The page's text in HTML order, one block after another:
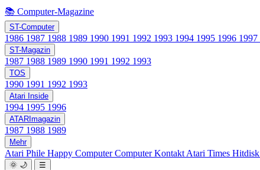
📚 Computer-Magazine
ST-Computer
1986 1987 1988 1989 1990 1991 1992 1993 1994 1995 1996 1997
ST-Magazin
1987 1988 1989 1990 1991 1992 1993
TOS
1990 1991 1992 1993
Atari Inside
1994 1995 1996
ATARImagazin
1987 1988 1989
Mehr
Atari Phile Happy ComputerComputer Kontakt Atari Times Hitdisk
🌞 🌙
☰